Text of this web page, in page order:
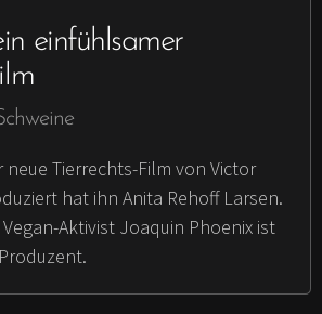
einfühlsamer
Tierrechts-Film von Victor
hat ihn Anita Rehoff Larsen.
Aktivist Joaquin Phoenix ist